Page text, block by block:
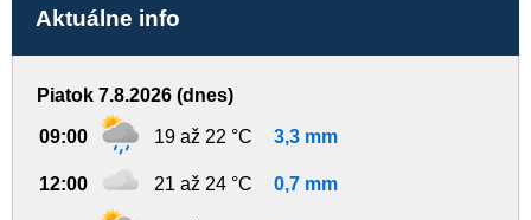
Aktuálne info
Piatok 7.8.2026 (dnes)
09:00 19 až 22 °C 3,3 mm
12:00 21 až 24 °C 0,7 mm